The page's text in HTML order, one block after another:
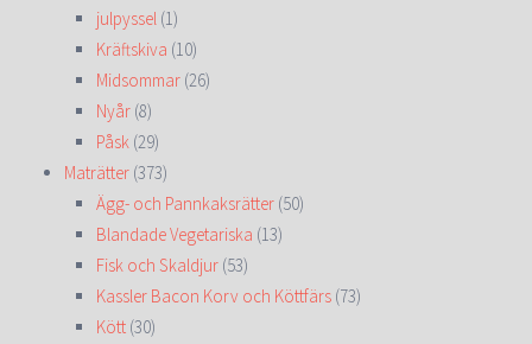
julpyssel (1)
Kräftskiva (10)
Midsommar (26)
Nyår (8)
Påsk (29)
Maträtter (373)
Ägg- och Pannkaksrätter (50)
Blandade Vegetariska (13)
Fisk och Skaldjur (53)
Kassler Bacon Korv och Köttfärs (73)
Kött (30)